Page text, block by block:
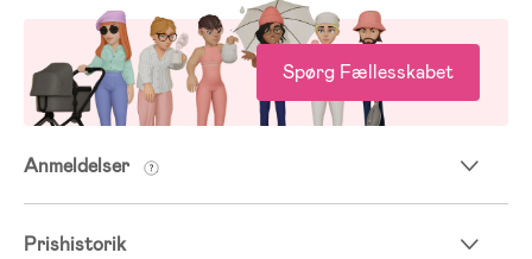
Spørg Fællesskabet
Anmeldelser
Prishistorik